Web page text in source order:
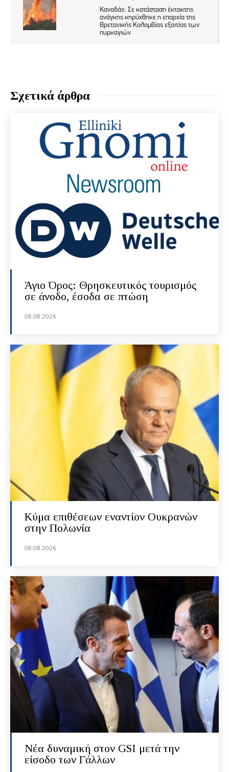
Σχετικά άρθρα
Άγιο Όρος: Θρησκευτικός τουρισμός
σε άνοδο, έσοδα σε πτώση
08.08.2026
Κύμα επιθέσεων εναντίον Ουκρανών
στην Πολωνία
08.08.2026
Νέα δυναμική στον GSI μετά την
είσοδο των Γάλλων